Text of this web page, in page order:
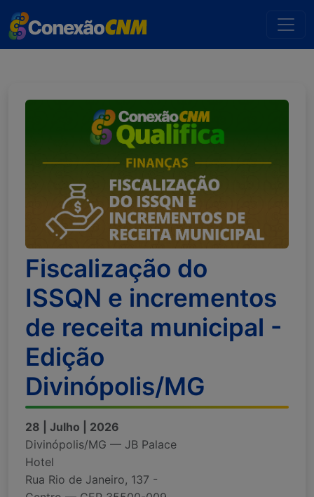
Fiscalização do
ISSQN e incrementos
de receita municipal -
Edição
Divinópolis/MG
28 | Julho | 2026
Divinópolis/MG — JB Palace
Hotel
Rua Rio de Janeiro, 137 -